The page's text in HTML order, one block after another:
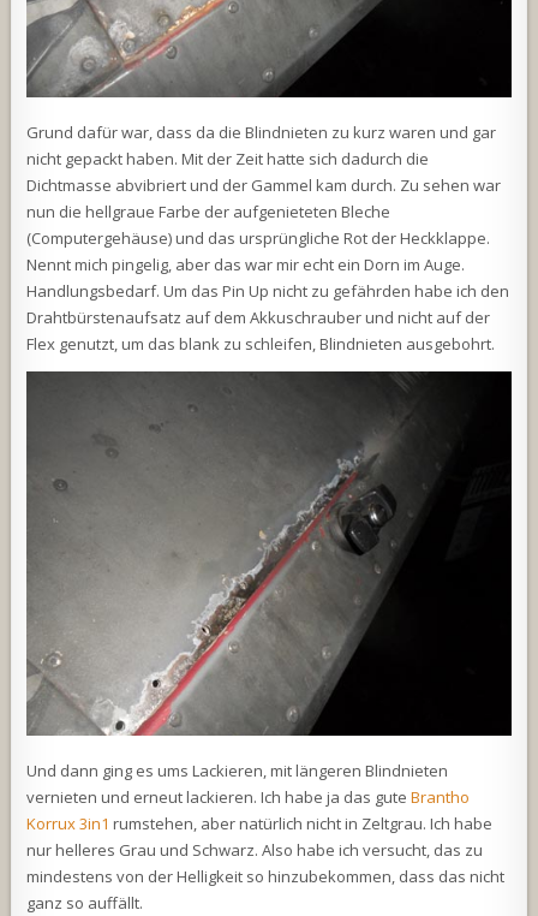
Grund dafür war, dass da die Blindnieten zu kurz waren und gar
nicht gepackt haben. Mit der Zeit hatte sich dadurch die
Dichtmasse abvibriert und der Gammel kam durch. Zu sehen war
nun die hellgraue Farbe der aufgenieteten Bleche
(Computergehäuse) und das ursprüngliche Rot der Heckklappe.
Nennt mich pingelig, aber das war mir echt ein Dorn im Auge.
Handlungsbedarf. Um das Pin Up nicht zu gefährden habe ich den
Drahtbürstenaufsatz auf dem Akkuschrauber und nicht auf der
Flex genutzt, um das blank zu schleifen, Blindnieten ausgebohrt.
Und dann ging es ums Lackieren, mit längeren Blindnieten
vernieten und erneut lackieren. Ich habe ja das guteBrantho
Korrux 3in1 rumstehen, aber natürlich nicht in Zeltgrau. Ich habe
nur helleres Grau und Schwarz. Also habe ich versucht, das zu
mindestens von der Helligkeit so hinzubekommen, dass das nicht
ganz so auffällt.